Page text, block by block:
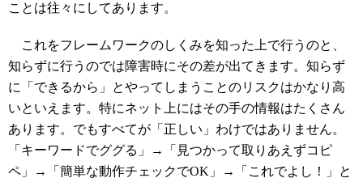
ことは往々にしてあります。
これをフレームワークのしくみを知った上で行うのと、
知らずに行うのでは障害時にその差が出てきます。知らず
に「できるから」とやってしまうことのリスクはかなり高
いといえます。特にネット上にはその手の情報はたくさん
あります。でもすべてが「正しい」わけではありません。
「キーワードでググる」→「見つかって取りあえずコピ
ペ」→「簡単な動作チェックでOK」→「これでよし！」と